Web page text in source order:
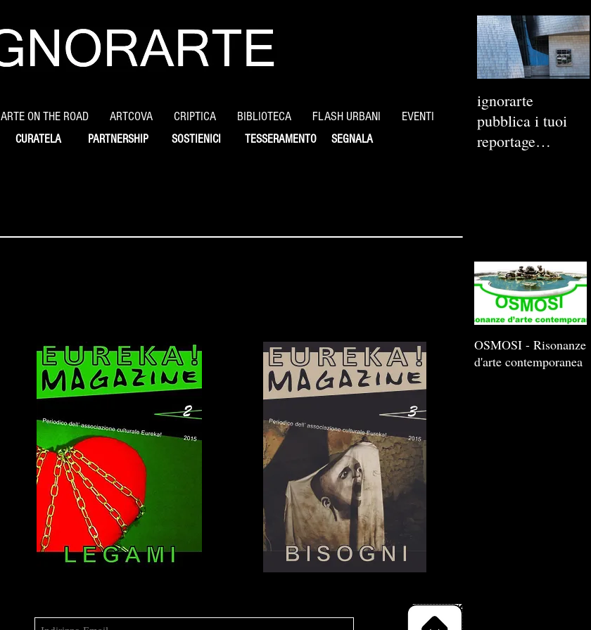
ARTE ON THE ROAD ARTCOVA CRIPTICA BIBLIOTECA FLASH URBANI EVENTI
CURATELA PARTNERSHIP SOSTIENICI SEGNALA
TESSERAMENTO
ignorarte
pubblica i tuoi
reportage
OSMOSI - Risonanze
d'arte contemporanea